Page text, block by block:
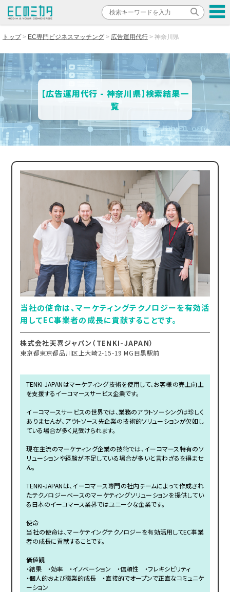
トップ EC専門ビジネスマッチング 広告運用代行 神奈川県
【広告運用代行 - 神奈川県】検索結果一
覧
当社の使命は、マーケティングテクノロジーを有効活
用してEC事業者の成長に貢献することです。
株式会社天喜ジャパン（TENKI-JAPAN）
東京都東京都品川区上大崎2-15-19 MG目黒駅前
TENKI-JAPANはマーケティング技術を使用して、お客様の売上向上
を支援するイーコマースサービス企業です。
イーコマースサービスの世界では、業務のアウトソーシングは珍しく
ありませんが、アウトソース先企業の技術的ソリューションが欠如し
ている場合が多く見受けられます。
現在主流のマーケティング企業の技術では、イーコマース特有のソ
リューションや経験が不足している場合が多いと言わざるを得ませ
ん。
TENKI-JAPANは、イーコマース専門の社内チームによって作成され
たテクノロジーベースのマーケティングソリューションを提供してい
る日本のイーコマース業界ではユニークな企業です。
使命
当社の使命は、マーケテイングテクノロジーを有効活用してEC事業
者の成長に貢献することです。
価値観
・結果 ・効率 ・イノベーション ・信頼性 ・フレキシビリティ
・個人的および職業的成長 ・直接的でオープンで正直なコミュニケ
ーション